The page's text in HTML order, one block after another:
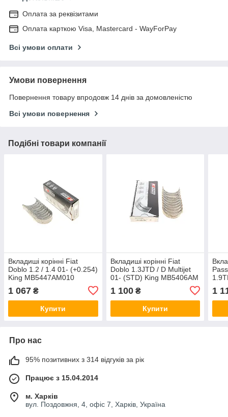
Оплата за реквізитами
Оплата карткою Visa, Mastercard - WayForPay
Всі умови оплати
Умови повернення
Повернення товару впродовж 14 днів за домовленістю
Всі умови повернення
Подібні товари компанії
Вкладиші корінні Fiat
Doblo 1.2 / 1.4 01- (+0.254)
King MB5447AM010
1 067 ₴
Купити
Вкладиші корінні Fiat
Doblo 1.3JTD / D Multijet
01- (STD) King MB5406AM
1 100₴
Купити
1
Про нас
95% позитивних з 314 відгуків за рік
Працює з 15.04.2014
м. Харків
вул. Поздовжня, 4, офіс 7, Харків, Україна